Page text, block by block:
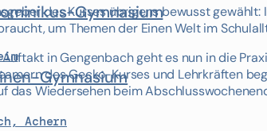
Gymnasium
Gymnasium
Achern
des Kurses übrigens bewusst
um Themen der Einen Welt im
in Gengenbach geht es nun in die
des Gecko-Kurses und Lehrkräften
das Wiedersehen beim